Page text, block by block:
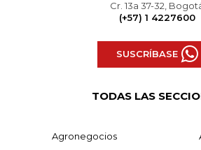
Cr. 13a 37-32,
(+57) 1 4227600
SUSCRÍBASE
TODAS LAS
Agronegocios